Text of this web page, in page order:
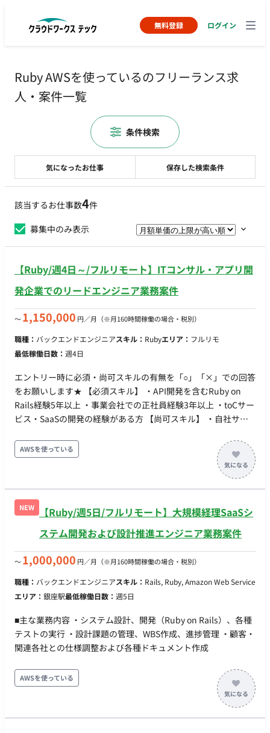
無料登録 ログイン
Ruby AWSを使っているのフリーランス求
人・案件一覧
該当するお仕事数4件
募集中のみ表示
【Ruby/週4日～/フルリモート】ITコンサル・アプリ開
発企業でのリードエンジニア業務案件
〜1,150,000 円／月 （※月160時間稼働の場合・税別）
職種： バックエンドエンジニアスキル： Rubyエリア： フルリモ
最低稼働日数： 週4日
エントリー時に必須・尚可スキルの有無を「○」「×」での回答
をお願いします★ 【必須スキル】 ・API開発を含むRuby on
Rails経験5年以上 ・事業会社での正社員経験3年以上 ・toCサー
ビス・SaaSの開発の経験がある方 【尚可スキル】 ・自社サー
経験がある方 ・マネジメントとしての経験がある方 ・React
Nativeの開発経験 ・自身でプロダクトを作ったことがある経験
・稼働：週5日 or 週4日 ※要相談 ・出社：フルリモート ・期
間：長期予定 ・時間：10:00～19:00 ・服装：自由 ・貸与：PC
貸与あり（Mac） ◆主な開発環境・ツール◆ ・言語：Ruby・
TypeScript ・FW：Rails・React・Node.js ・DB：MySQL ・ク
サル・アプリ開発を行っている企業のリードエンジニアとし
保守 ・チームマネジメント etc. 【就業形態について】 フルリモ
ート勤務が可能な案件になります。
AWSを使っている
NEW
【Ruby/週5日/フルリモート】大規模経理SaaSシ
ステム開発および設計推進エンジニア業務案件
〜1,000,000 円／月 （※月160時間稼働の場合・税別）
職種： バックエンドエンジニアスキル： Rails, Ruby, Amazon Web Service
エリア： 銀座駅最低稼働日数： 週5日
■主な業務内容 ・システム設計、開発（Ruby on Rails）、各種
テストの実行 ・設計課題の管理、WBS作成、進捗管理 ・顧客・
関連各社との仕様調整および各種ドキュメント作成
AWSを使っている
気になったお仕事 保存した検索条件
条件検索